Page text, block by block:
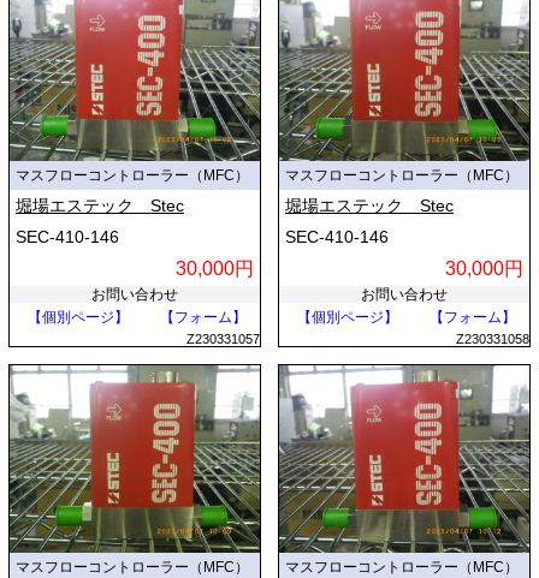
マスフローコントローラー（MFC）
堀場エステック Stec
SEC-410-146
30,000円
お問い合わせ
【個別ページ】
【フォーム】
Z230331057
マスフローコントローラー（MFC）
堀場エステック Stec
SEC-410-146
30,000円
お問い合わせ
【個別ページ】
【フォーム】
Z230331058
マスフローコントローラー（MFC） マスフローコントローラー（MFC）